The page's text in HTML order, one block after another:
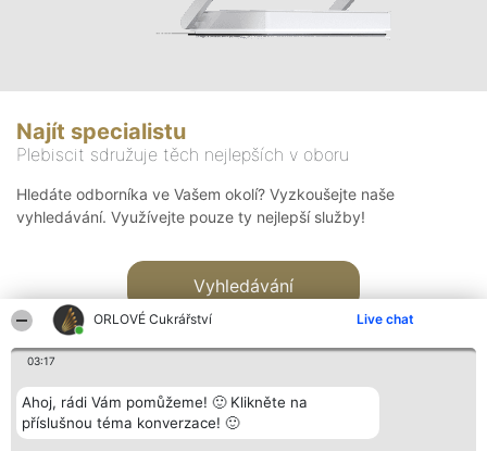
ORLOVÉ Cukrářství Live chat
03:17
Ahoj, rádi Vám pomůžeme! 🙂 Klikněte na
příslušnou téma konverzace! 🙂
Najít specialistu
Plebiscit sdružuje těch nejlepších v oboru
Hledáte odborníka ve Vašem okolí? Vyzkoušejte naše
vyhledávání. Využívejte pouze ty nejlepší služby!
Vyhledávání